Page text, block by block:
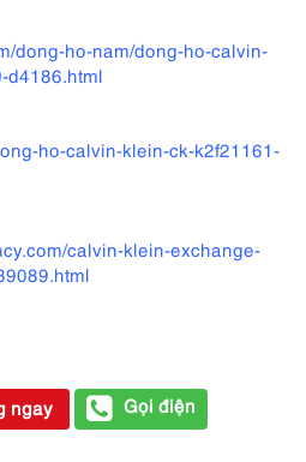
dong-ho-nam/dong-ho-calvin-
d4186.html
ho-calvin-klein-ck-k2f21161-
calvin-klein-exchange-
ngay Gọi điện